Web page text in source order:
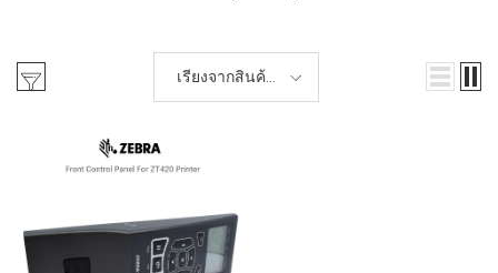
เรียงจากสินค้า
ใหม่-เก่า